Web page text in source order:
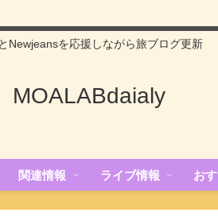
Newjeansを応援しながら旅ブログ更新
MOALABdaialy
関連情報 ライブ情報 お